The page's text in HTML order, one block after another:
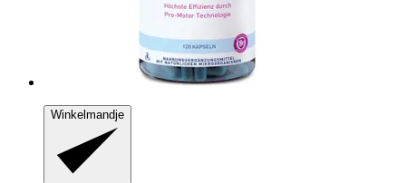
Winkelmandje